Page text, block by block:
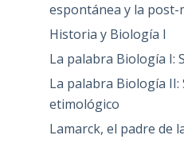
espontánea y la post-
Historia y Biología I
La palabra Biología I:
La palabra Biología II:
etimológico
Lamarck, el padre de